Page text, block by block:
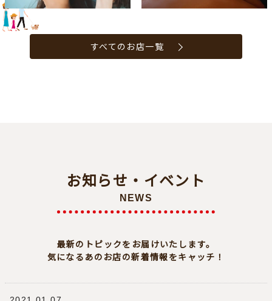
すべてのお店一覧
お知らせ・イベント
NEWS
最新のトピックをお届けいたします。
気になるあのお店の新着情報をキャッチ！